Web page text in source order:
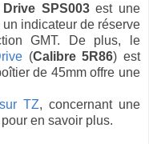
SPS003est une
indicateur de réserve
GMT. De plus, le
(Calibre 5R86) est
de 45mm offre une
TZ, concernant une
en savoir plus.